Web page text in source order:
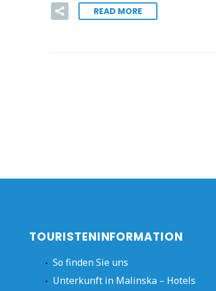
READ MORE
TOURISTENINFORMATION
So finden Sie uns
Unterkunft in Malinska – Hotels